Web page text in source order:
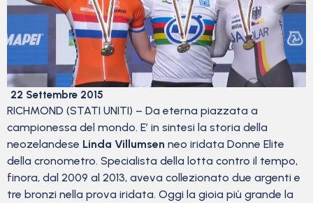
22 Settembre 2015
RICHMOND (STATI UNITI) – Da eterna piazzata a
campionessa del mondo. E’ in sintesi la storia della
neozelandese Linda Villumsen neo iridata Donne Elite
della cronometro. Specialista della lotta contro il tempo,
finora, dal 2009 al 2013, aveva collezionato due argenti e
tre bronzi nella prova iridata. Oggi la gioia più grande la